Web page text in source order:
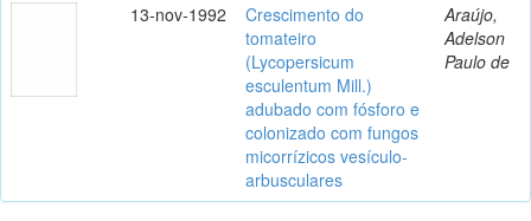
13-nov-1992
Crescimento do
tomateiro
(Lycopersicum
esculentum Mill.)
adubado com fósforo e
colonizado com fungos
micorrízicos vesículo-
arbusculares
Araújo,
Adelson
Paulo de